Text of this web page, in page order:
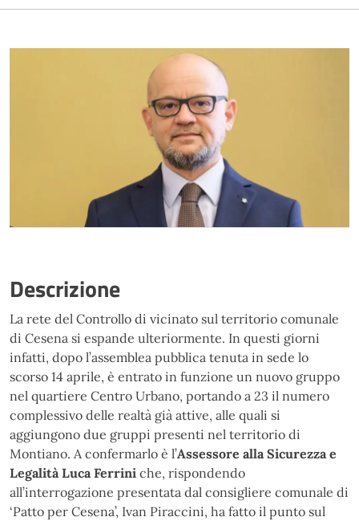
Descrizione
La rete del Controllo di vicinato sul territorio comunale
di Cesena si espande ulteriormente. In questi giorni
infatti, dopo l’assemblea pubblica tenuta in sede lo
scorso 14 aprile, è entrato in funzione un nuovo gruppo
nel quartiere Centro Urbano, portando a 23 il numero
complessivo delle realtà già attive, alle quali si
aggiungono due gruppi presenti nel territorio di
Montiano. A confermarlo è l’Assessore alla Sicurezza e
Legalità Luca Ferrini che, rispondendo
all’interrogazione presentata dal consigliere comunale di
‘Patto per Cesena’, Ivan Piraccini, ha fatto il punto sul